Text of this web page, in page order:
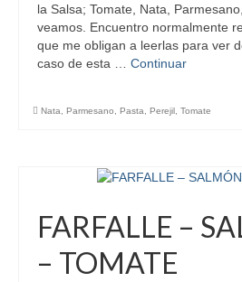
la Salsa; Tomate, Nata,
veamos. Encuentro normalmente
que me obligan a leerlas para ver
caso de esta … Continuar
Nata Parmesano Pasta Perejil Tomate
FARFALLE –
– TOMATE